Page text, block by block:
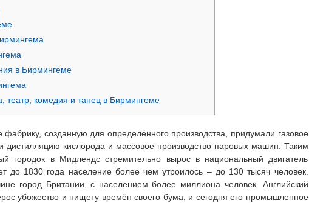
в Бирмингеме
театр, комедия и танец в Бирмингеме
созданную для определённого производства, придумали газовое
дистилляцию кислорода и массовое производство паровых машин. Таким
городок в Мидлендс стремительно вырос в национальный двигатель
до 1830 года население более чем утроилось – до 130 тысяч человек.
город Британии, с населением более миллиона человек. Английский
убожество и нищету времён своего бума, и сегодня его промышленное